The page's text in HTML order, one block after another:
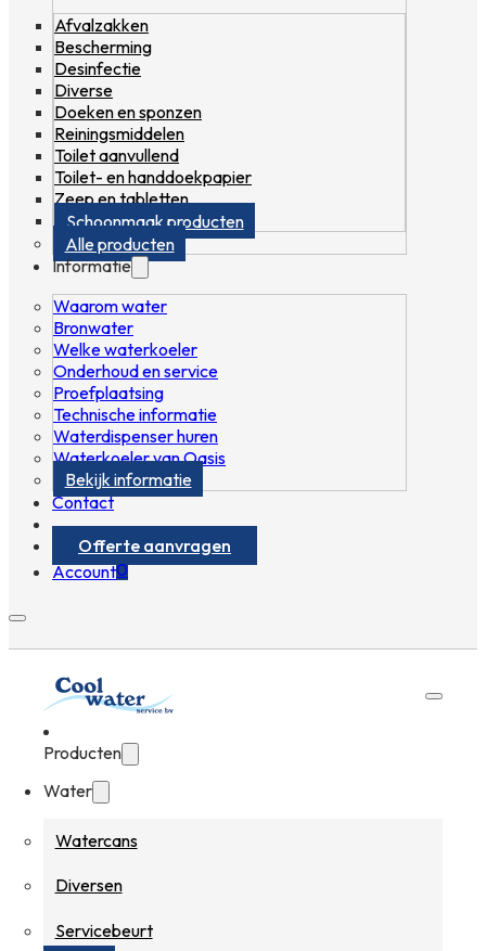
Afvalzakken
Bescherming
Desinfectie
Diverse
Doeken en sponzen
Reiningsmiddelen
Toilet aanvullend
Toilet- en handdoekpapier
Zeep en tabletten
Schoonmaak producten
Alle producten
Informatie
Waarom water
Bronwater
Welke waterkoeler
Onderhoud en service
Proefplaatsing
Technische informatie
Waterdispenser huren
Waterkoeler van Oasis
Bekijk informatie
Contact
Offerte aanvragen
Account0
Producten
Water
Watercans
Diversen
Servicebeurt